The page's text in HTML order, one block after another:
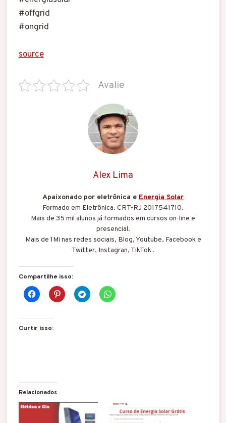
#offgrid
#ongrid
source
Avalie
Alex Lima
Apaixonado por eletrônica e Energia Solar
Formado em Eletrônica. CRT-RJ 2017541710.
Mais de 35 mil alunos já formados em cursos on-line e
presencial.
Mais de 1Mi nas redes sociais, Blog, Youtube, Facebook e
Twitter, Instagran, TikTok .
Compartilhe isso:
Curtir isso:
Relacionados